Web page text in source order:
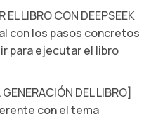
EL LIBRO CON DEEPSEEK
con los pasos concretos
para ejecutar el libro
DEL LIBRO]
con el tema